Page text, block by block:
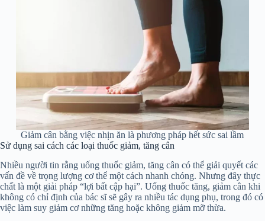
Giảm cân bằng việc nhịn ăn là phương pháp hết sức sai lầm
Sử dụng sai cách các loại thuốc giảm, tăng cân
Nhiều người tin rằng uống thuốc giảm, tăng cân có thể giải quyết các
vấn đề về trọng lượng cơ thể một cách nhanh chóng. Nhưng đây thực
chất là một giải pháp “lợi bất cập hại”. Uống thuốc tăng, giảm cân khi
không có chỉ định của bác sĩ sẽ gây ra nhiều tác dụng phụ, trong đó có
việc làm suy giảm cơ những tăng hoặc không giảm mỡ thừa.